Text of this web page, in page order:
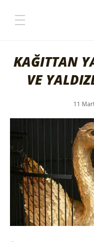
KAĞITTAN
VE
11